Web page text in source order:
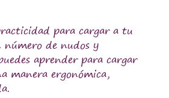
para cargar a tu
número de nudos y
aprender para cargar
manera ergonómica,